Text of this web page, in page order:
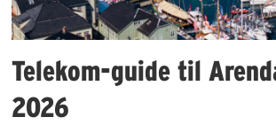
Telekom-guide til
2026